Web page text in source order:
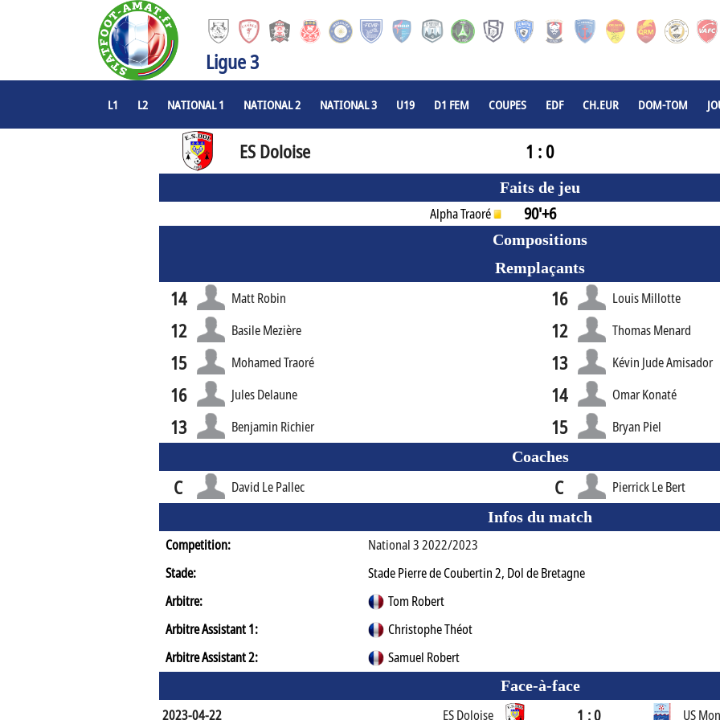
Ligue 3
L1 L2 NATIONAL 1 NATIONAL 2 NATIONAL 3 U19 D1 FEM COUPES EDF CH.EUR DOM-TOM
ES Doloise 1 : 0
Faits de jeu
Alpha Traoré
90'+6
Compositions
Remplaçants
14 Matt Robin
12 Basile Mezière
15 Mohamed Traoré
16 Jules Delaune
13 Benjamin Richier
16 Louis Millotte
12 Thomas Menard
13 Kévin Jude Amisador
14 Omar Konaté
15
Bryan Piel
Coaches
C David Le Pallec C
Pierrick Le Bert
Infos du match
Competition:
National 3 2022/2023
Stade:
Stade Pierre de Coubertin 2, Dol de Bretagne
Arbitre:
Tom Robert
Arbitre Assistant 1:
Christophe Théot
Arbitre Assistant 2:
Samuel Robert
Face-à-face
2023-04-22
ES Doloise 1 : 0 US